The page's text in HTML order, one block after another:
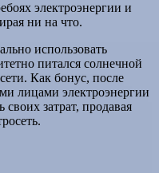
электроэнергии и
ни на что.
использовать
питался солнечной
Как бонус, после
лицами электроэнергии
своих затрат, продавая